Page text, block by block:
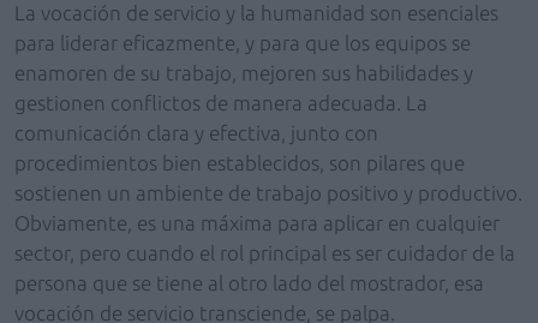
La vocación de servicio y la humanidad son esenciales
para liderar eficazmente, y para que los equipos se
enamoren de su trabajo, mejoren sus habilidades y
gestionen conflictos de manera adecuada. La
comunicación clara y efectiva, junto con
procedimientos bien establecidos, son pilares que
sostienen un ambiente de trabajo positivo y productivo.
Obviamente, es una máxima para aplicar en cualquier
sector, pero cuando el rol principal es ser cuidador de la
persona que se tiene al otro lado del mostrador, esa
vocación de servicio transciende, se palpa.